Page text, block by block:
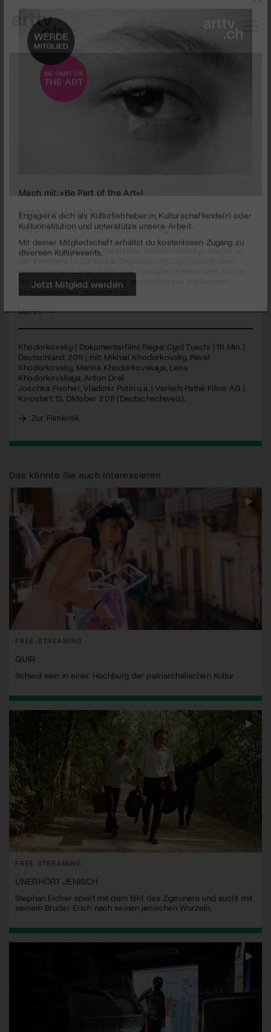
minutes,
seconds
Interview | Cyril Tuschi
PUBLIZIERT AM 10. OKTOBER 2011
Der dokumentarische Politthriller «Khodorkovsky» sorgte an
seinen ersten Langdokfilm und den spannenden Weg, den er
bis zur Vollendung dieses so wertvollen wie packenden
Zeitdokumentes gegangen ist.
MEHR
Khodorkovsky | Dokumentarfilm| Regie: Cyril Tuschi | 111 Min. |
Deutschland, 2011 | mit: Mikhail Khodorkovsky, Pavel
Khodorkovsky, Marina Khodorkovskaya, Lena
Khodorkovskaya, Anton Drel
Joschka Fischer, Vladimir Putin u.a. | Verleih: Pathé Films AG |
Kinostart: 13. Oktober 2011 (Deutschschweiz).
Zur Filmkritik
Das könnte Sie auch interessieren
FREE-STREAMING
QUIR
Schwul sein in einer Hochburg der patriarchalischen Kultur
FREE STREAMING
UNERHÖRT JENISCH
Stephan Eicher spielt mit dem Bild des Zigeuners und sucht mit
seinem Bruder Erich nach seinen jenischen Wurzeln.
Engagiere dich als Kulturliebhaber:in, Kulturschaffende(r) oder
Kulturinstitution und unterstütze unsere Arbeit.
Mit deiner Mitgliedschaft erhältst du kostenlosen Zugang zu
Jetzt Mitglied werden